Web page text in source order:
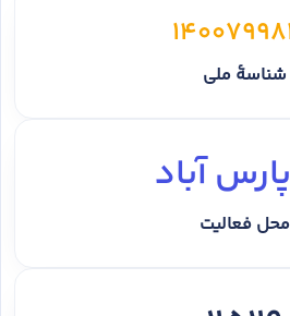
شناسهٔ ملی
پارس آباد
محل فعالیت